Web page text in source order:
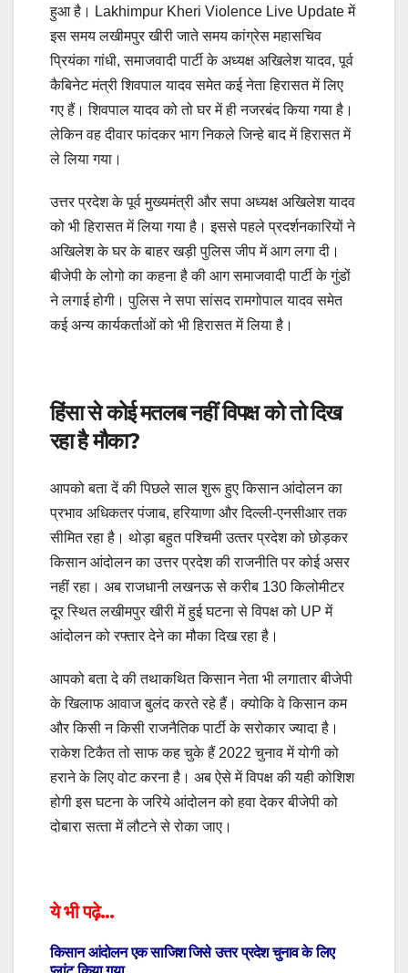
हुआ है। Lakhimpur Kheri Violence Live Update में
इस समय लखीमपुर खीरी जाते समय कांग्रेस महासचिव
प्रियंका गांधी, समाजवादी पार्टी के अध्‍यक्ष अखिलेश यादव, पूर्व
कैबिनेट मंत्री शिवपाल यादव समेत कई नेता हिरासत में लिए
गए हैं। शिवपाल यादव को तो घर में ही नजरबंद किया गया है।
लेकिन वह दीवार फांदकर भाग निकले जिन्हे बाद में हिरासत में
ले लिया गया।
उत्तर प्रदेश के पूर्व मुख्‍यमंत्री और सपा अध्‍यक्ष अखिलेश यादव
को भी हिरासत में लिया गया है। इससे पहले प्रदर्शनकारियों ने
अखिलेश के घर के बाहर खड़ी पुलिस जीप में आग लगा दी।
बीजेपी के लोगो का कहना है की आग समाजवादी पार्टी के गुंडों
ने लगाई होगी। पुलिस ने सपा सांसद रामगोपाल यादव समेत
कई अन्‍य कार्यकर्ताओं को भी हिरासत में लिया है।
हिंसा से कोई मतलब नहीं विपक्ष को तो दिख
रहा है मौका?
आपको बता दें की पिछले साल शुरू हुए किसान आंदोलन का
प्रभाव अधिकतर पंजाब, हरियाणा और दिल्‍ली-एनसीआर तक
सीमित रहा है। थोड़ा बहुत पश्चिमी उत्‍तर प्रदेश को छोड़कर
किसान आंदोलन का उत्तर प्रदेश की राजनीति पर कोई असर
नहीं रहा। अब राजधानी लखनऊ से करीब 130 किलोमीटर
दूर स्थित लखीमपुर खीरी में हुई घटना से विपक्ष को UP में
आंदोलन को रफ्तार देने का मौका दिख रहा है।
आपको बता दे की तथाकथित किसान नेता भी लगातार बीजेपी
के खिलाफ आवाज बुलंद करते रहे हैं। क्योकि वे किसान कम
और किसी न किसी राजनैतिक पार्टी के सरोकार ज्यादा है।
राकेश टिकैत तो साफ कह चुके हैं 2022 चुनाव में योगी को
हराने के लिए वोट करना है। अब ऐसे में विपक्ष की यही कोशिश
होगी इस घटना के जरिये आंदोलन को हवा देकर बीजेपी को
दोबारा सत्‍ता में लौटने से रोका जाए।
ये भी पढ़े…
किसान आंदोलन एक साजिश जिसे उत्तर प्रदेश चुनाव के लिए